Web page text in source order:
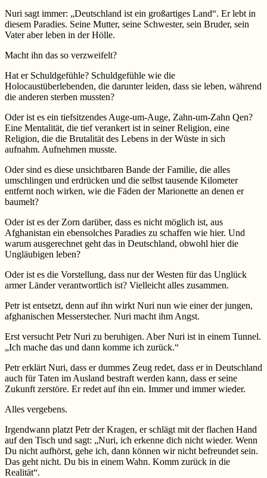
Nuri sagt immer: „Deutschland ist ein großartiges Land“. Er lebt in
diesem Paradies. Seine Mutter, seine Schwester, sein Bruder, sein
Vater aber leben in der Hölle.
Macht ihn das so verzweifelt?
Hat er Schuldgefühle? Schuldgefühle wie die
Holocaustüberlebenden, die darunter leiden, dass sie leben, während
die anderen sterben mussten?
Oder ist es ein tiefsitzendes Auge-um-Auge, Zahn-um-Zahn Qen?
Eine Mentalität, die tief verankert ist in seiner Religion, eine
Religion, die die Brutalität des Lebens in der Wüste in sich
aufnahm. Aufnehmen musste.
Oder sind es diese unsichtbaren Bande der Familie, die alles
umschlingen und erdrücken und die selbst tausende Kilometer
entfernt noch wirken, wie die Fäden der Marionette an denen er
baumelt?
Oder ist es der Zorn darüber, dass es nicht möglich ist, aus
Afghanistan ein ebensolches Paradies zu schaffen wie hier. Und
warum ausgerechnet geht das in Deutschland, obwohl hier die
Ungläubigen leben?
Oder ist es die Vorstellung, dass nur der Westen für das Unglück
armer Länder verantwortlich ist? Vielleicht alles zusammen.
Petr ist entsetzt, denn auf ihn wirkt Nuri nun wie einer der jungen,
afghanischen Messerstecher. Nuri macht ihm Angst.
Erst versucht Petr Nuri zu beruhigen. Aber Nuri ist in einem Tunnel.
„Ich mache das und dann komme ich zurück.“
Petr erklärt Nuri, dass er dummes Zeug redet, dass er in Deutschland
auch für Taten im Ausland bestraft werden kann, dass er seine
Zukunft zerstöre. Er redet auf ihn ein. Immer und immer wieder.
Alles vergebens.
Irgendwann platzt Petr der Kragen, er schlägt mit der flachen Hand
auf den Tisch und sagt: „Nuri, ich erkenne dich nicht wieder. Wenn
Du nicht aufhörst, gehe ich, dann können wir nicht befreundet sein.
Das geht nicht. Du bis in einem Wahn. Komm zurück in die
Realität“.